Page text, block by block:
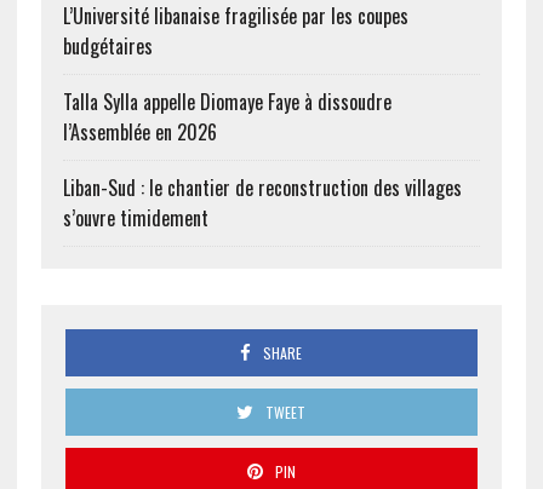
L’Université libanaise fragilisée par les coupes
budgétaires
Talla Sylla appelle Diomaye Faye à dissoudre
l’Assemblée en 2026
Liban-Sud : le chantier de reconstruction des villages
s’ouvre timidement
SHARE
TWEET
PIN